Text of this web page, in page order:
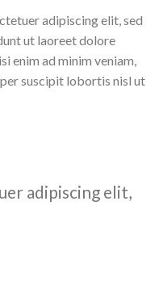
adipiscing elit, sed
ut laoreet dolore
enim ad minim veniam,
suscipit lobortis nisl ut
adipiscing elit,